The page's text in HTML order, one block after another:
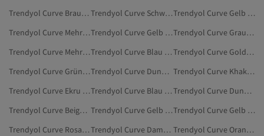
Trendyol Curve Braun Große Größen
Trendyol Curve Schwarz Große Größen
Trendyol Curve Gelb Kleider
Trendyol Curve Mehrfarbig Badeanzüge
Trendyol Curve Gelb Blusen In Großen Größen
Trendyol Curve Grau Große Größen
Trendyol Curve Mehrfarbig Kleidung
Trendyol Curve Blau Kleidung
Trendyol Curve Goldfarben Bluse & Tunika & Bustier
Trendyol Curve Grün Kleidung
Trendyol Curve Dunkelblau Kleidung
Trendyol Curve Khaki Große Größen
Trendyol Curve Ekru Große Größen
Trendyol Curve Blau Badeanzüge
Trendyol Curve Dunkelblau Badeanzüge
Trendyol Curve Beige Kleidung
Trendyol Curve Gelb Jeans In Großen Größen
Trendyol Curve Gelb Röcke In Großen Größen
Trendyol Curve Rosa Große Größen
Trendyol Curve Damen Kleider In Großen Größen
Trendyol Curve Orange Kleidung